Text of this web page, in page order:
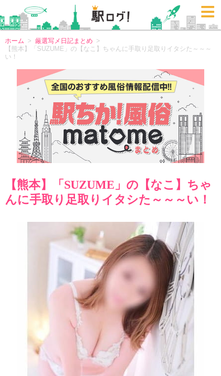
ホーム
厳選写メ日記まとめ
【熊本】「SUZUME」の【なこ】ちゃんに手取り足取りイタシた～～～
い！
【熊本】「SUZUME」の【なこ】ちゃ
んに手取り足取りイタシた～～～い！